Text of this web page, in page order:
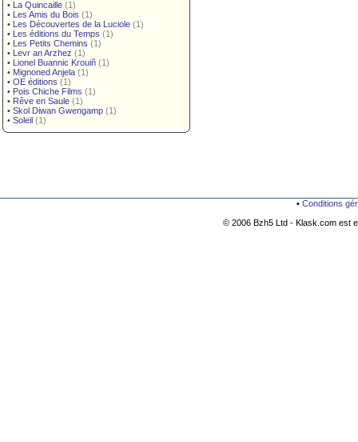
• La Quincaille (1)
• Les Amis du Bois (1)
• Les Découvertes de la Luciole (1)
• Les éditions du Temps (1)
• Les Petits Chemins (1)
• Levr an Arzhez (1)
• Lionel Buannic Krouiñ (1)
• Mignoned Anjela (1)
• OE éditions (1)
• Pois Chiche Films (1)
• Rêve en Saule (1)
• Skol Diwan Gwengamp (1)
• Soleil (1)
• Conditions
© 2006 Bzh5 Ltd - Klask.com est